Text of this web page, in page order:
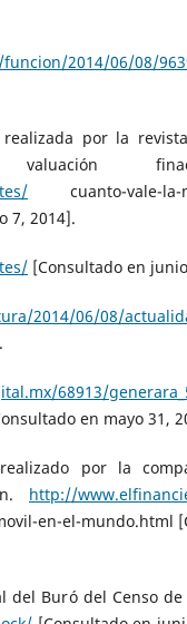
2014/06/08/
por la
cuanto-vale-la-
7, 2014].
[Consultado en
2014/06/08/
68913/
en mayo 31,
por la
http://
en-el-mundo.html
del Buró del Censo de